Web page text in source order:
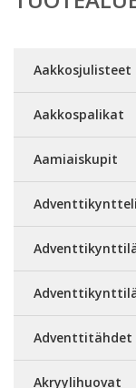
Aakkosjulisteet
Aakkospalikat
Aamiaiskupit
Adventtitähdet
Akryylihuovat